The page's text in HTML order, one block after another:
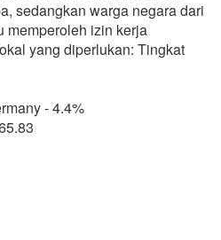
sedangkan warga negara dari
memperoleh izin kerja
yang diperlukan: Tingkat
- 4.4%